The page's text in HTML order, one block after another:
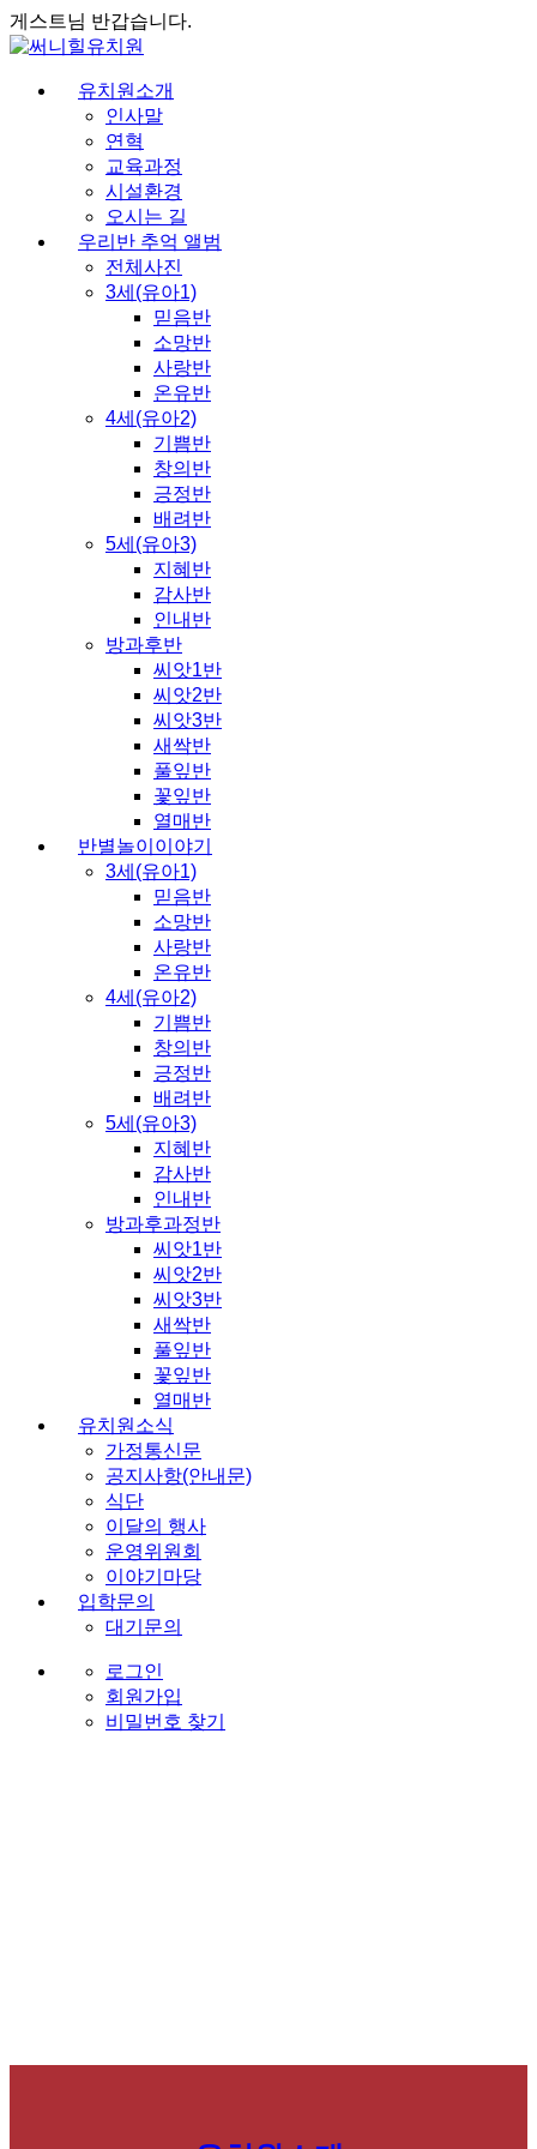
게스트님 반갑습니다.
유치원소개
인사말
연혁
교육과정
시설환경
오시는 길
우리반 추억 앨범
전체사진
3세(유아1)
믿음반
소망반
사랑반
온유반
4세(유아2)
기쁨반
창의반
긍정반
배려반
5세(유아3)
지혜반
감사반
인내반
방과후반
씨앗1반
씨앗2반
씨앗3반
새싹반
풀잎반
꽃잎반
열매반
반별놀이이야기
3세(유아1)
믿음반
소망반
사랑반
온유반
4세(유아2)
기쁨반
창의반
긍정반
배려반
5세(유아3)
지혜반
감사반
인내반
방과후과정반
씨앗1반
씨앗2반
씨앗3반
새싹반
풀잎반
꽃잎반
열매반
유치원소식
가정통신문
공지사항(안내문)
식단
이달의 행사
운영위원회
이야기마당
입학문의
대기문의
로그인
회원가입
비밀번호 찾기